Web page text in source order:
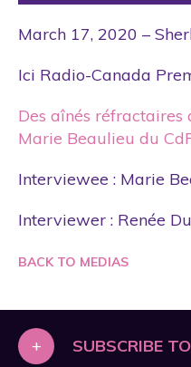
March 17, 2020 –
Ici Radio-Canada
Des aînés réfractaires
Marie Beaulieu du
Interviewee : Marie
Interviewer : Renée
BACK TO MEDIAS
+ SUBSCRIBE